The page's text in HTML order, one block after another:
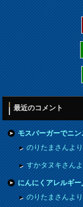
最近のコメント
モスバーガーでニ
のりたまさんより
すかタヌキさん
にんにくアレルギ
のりたまさんより